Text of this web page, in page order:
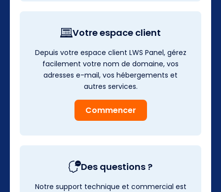
Votre espace client
Depuis votre espace client LWS Panel, gérez
facilement votre nom de domaine, vos
adresses e-mail, vos hébergements et
autres services.
Commencer
Des questions ?
Notre support technique et commercial est